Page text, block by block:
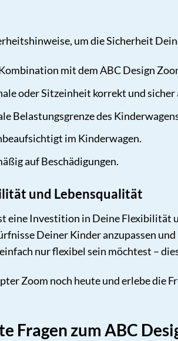
um die Sicherheit
mit dem ABC Design
oder Sitzeinheit korrekt und
Belastungsgrenze des
im Kinderwagen.
auf Beschädigungen.
und Lebensqualität
eine Investition in Deine Flexibilität
Deiner Kinder anzupassen
nur flexibel sein möchtest –
Zoom noch heute und erlebe
Fragen zum ABC